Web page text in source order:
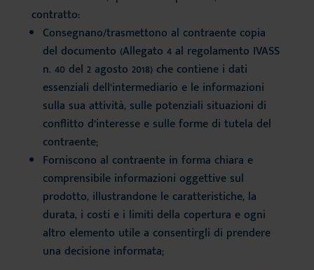
contratto:
Consegnano/trasmettono al contraente copia
del documento (Allegato 4 al regolamento IVASS
n. 40 del 2 agosto 2018) che contiene i dati
essenziali dell’intermediario e le informazioni
sulla sua attività, sulle potenziali situazioni di
conflitto d’interesse e sulle forme di tutela del
contraente;
Forniscono al contraente in forma chiara e
comprensibile informazioni oggettive sul
prodotto, illustrandone le caratteristiche, la
durata, i costi e i limiti della copertura e ogni
altro elemento utile a consentirgli di prendere
una decisione informata;